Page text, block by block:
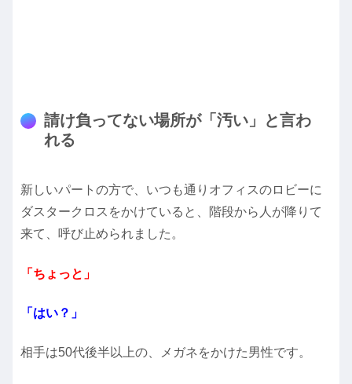
請け負ってない場所が「汚い」と言わ
れる
新しいパートの方で、いつも通りオフィスのロビーに
ダスタークロスをかけていると、階段から人が降りて
来て、呼び止められました。
「ちょっと」
「はい？」
相手は50代後半以上の、メガネをかけた男性です。